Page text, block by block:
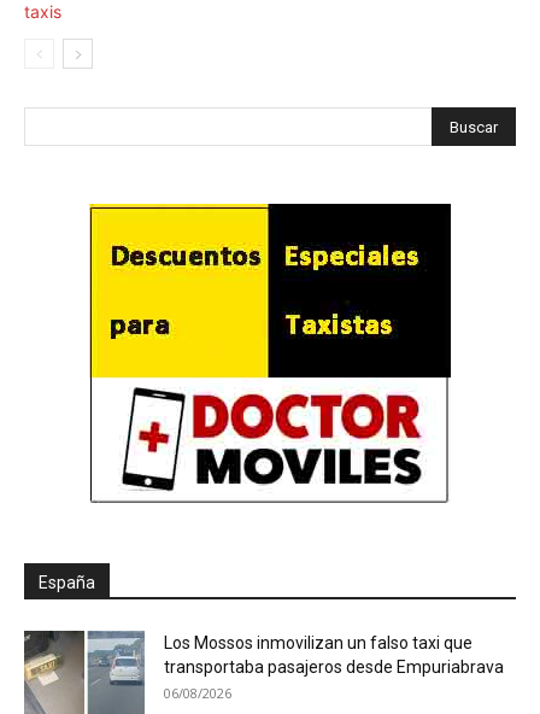
España
Los Mossos inmovilizan un falso taxi que
transportaba pasajeros desde Empuriabrava
06/08/2026